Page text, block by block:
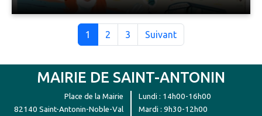
1 2 3 Suivant
MAIRIE DE SAINT-ANTONIN
Place de la Mairie
82140 Saint-Antonin-Noble-Val
Lundi : 14h00-16h00
Mardi : 9h30-12h00